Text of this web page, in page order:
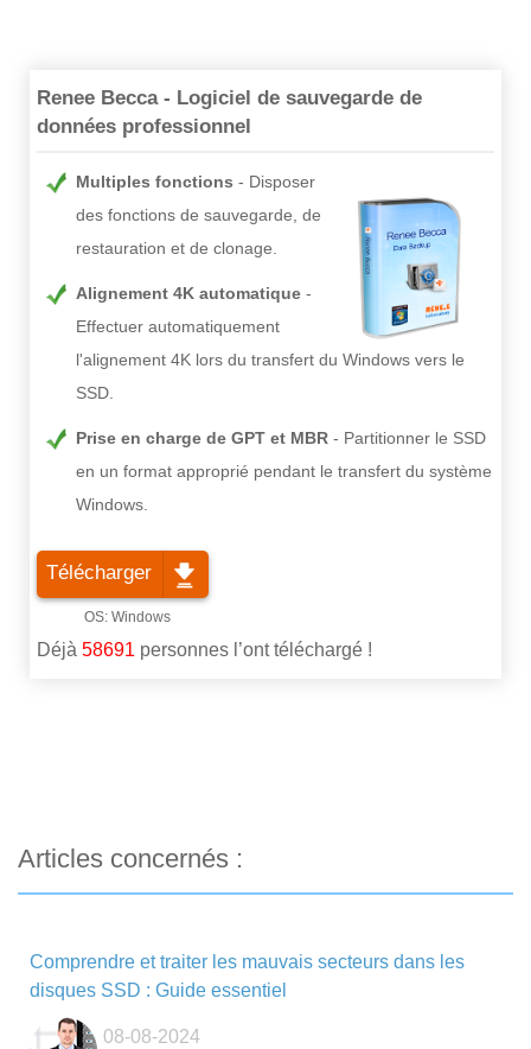
Renee Becca - Logiciel de sauvegarde de
données professionnel
Multiples fonctions
Disposer
des fonctions de sauvegarde, de
restauration et de clonage.
Alignement 4K automatique
Effectuer automatiquement
l'alignement 4K lors du transfert du Windows vers le
SSD.
Prise en charge de GPT et MBR
Partitionner le SSD
en un format approprié pendant le transfert du système
Windows.
Télécharger
Déjà 58691 personnes l’ont téléchargé !
Articles concernés :
Comprendre et traiter les mauvais secteurs dans les
disques SSD : Guide essentiel
08-08-2024